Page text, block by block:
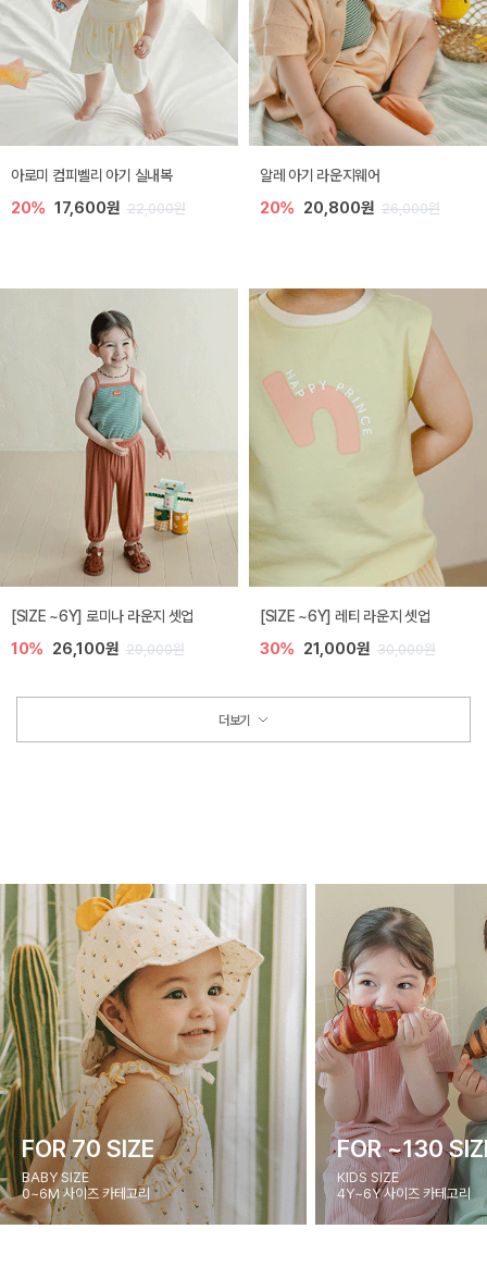
아로미 컴피벨리 아기 실내복
20% 17,600원 22,000원
알레 아기 라운지웨어
20% 20,800원 26,000원
[SIZE ~6Y] 로미나 라운지 셋업
10% 26,100원 29,000원
[SIZE ~6Y] 레티 라운지 셋업
30% 21,000원 30,000원
더보기
FOR 70 SIZE
BABY SIZE
0~6M 사이즈 카테고리
FOR ~130
KIDS SIZE
4Y~6Y 사이즈 카테고리